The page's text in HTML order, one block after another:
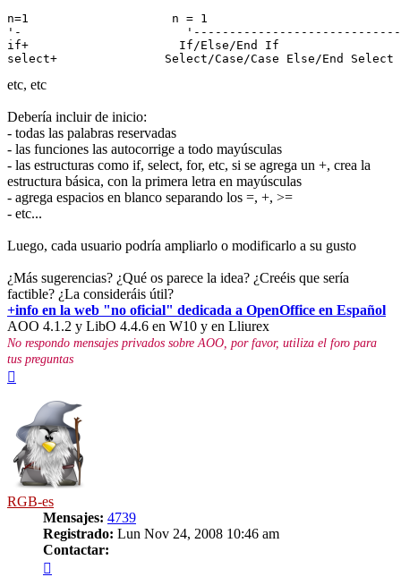
n=1                    n = 1
'-
if+                     If/Else/End If
etc, etc
Debería incluir de inicio:
- todas las palabras reservadas
- las funciones las autocorrige a todo mayúsculas
- las estructuras como if, select, for, etc, si se agrega un +, crea la
estructura básica, con la primera letra en mayúsculas
- agrega espacios en blanco separando los =, +, >=
- etc...
Luego, cada usuario podría ampliarlo o modificarlo a su gusto
¿Más sugerencias? ¿Qué os parece la idea? ¿Creéis que sería
factible? ¿La consideráis útil?
+info en la web "no oficial" dedicada a OpenOffice en Español
AOO 4.1.2 y LibO 4.4.6 en W10 y en Lliurex
No respondo mensajes privados sobre AOO, por favor, utiliza el foro para
tus preguntas
RGB-es
Mensajes: 4739
Registrado: Lun Nov 24, 2008 10:46 am
Contactar: